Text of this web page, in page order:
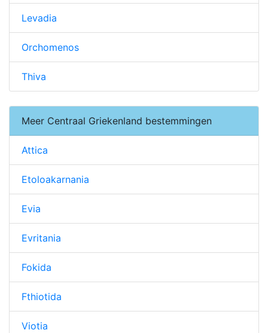
Levadia
Orchomenos
Thiva
Meer Centraal Griekenland bestemmingen
Attica
Etoloakarnania
Evia
Evritania
Fokida
Fthiotida
Viotia